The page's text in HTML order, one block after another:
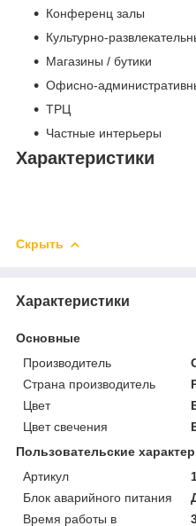
Конференц залы
Культурно-
Магазины / бутики
Офисно-
ТРЦ
Частные интерьеры
Характеристики
Скрыть
Характеристики
Основные
Производитель
Страна производитель
Цвет
Цвет свечения
Пользовательские
Артикул
Блок аварийного питания
Время работы в